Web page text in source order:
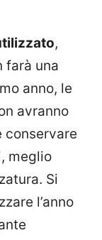
,
farà una
anno, le
avranno
conservare
meglio
Si
l’anno